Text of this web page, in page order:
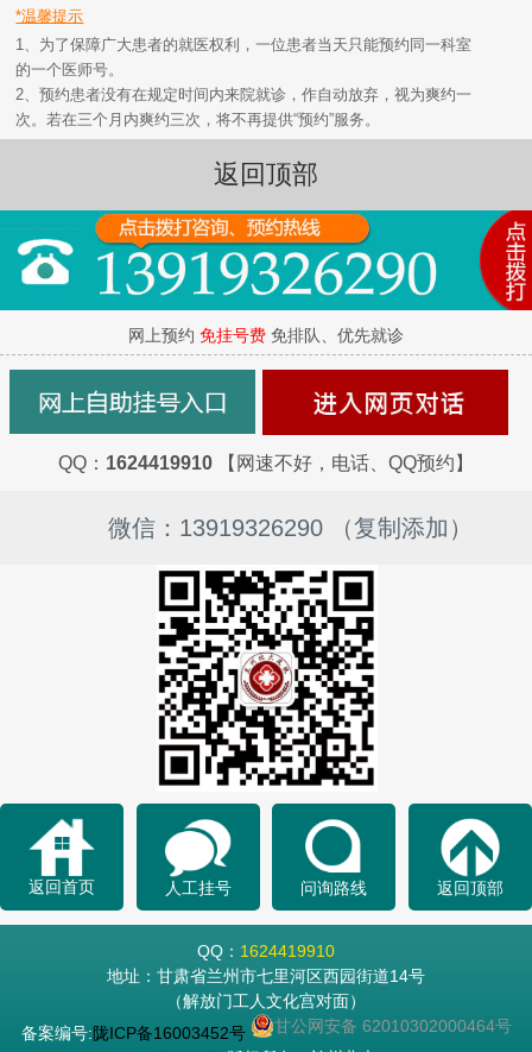
*温馨提示
1、为了保障广大患者的就医权利，一位患者当天只能预约同一科室
的一个医师号。
2、预约患者没有在规定时间内来院就诊，作自动放弃，视为爽约一
次。若在三个月内爽约三次，将不再提供“预约”服务。
返回顶部
网上预约 免挂号费 免排队、优先就诊
QQ： 1624419910 【网速不好，电话、QQ预约】
微信：13919326290 （复制添加）
返回首页 人工挂号 问询路线 返回顶部
QQ： 1624419910
地址：甘肃省兰州市七里河区西园街道14号
（解放门工人文化宫对面）
备案编号:陇ICP备16003452号
甘公网安备 62010302000464号